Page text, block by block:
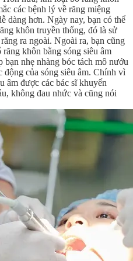
các bệnh lý về răng miệng
dàng hơn. Ngày nay, bạn có thể
khôn truyền thống, đó là sử
ra ngoài. Ngoài ra, bạn cũng
khôn bằng sóng siêu âm
nhẹ nhàng bóc tách mô nướu
của sóng siêu âm. Chính vì
âm được các bác sĩ khuyến
không đau nhức và cũng nói